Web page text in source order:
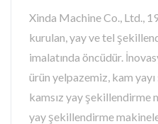
Xinda Machine Co., Ltd.,
kurulan, yay ve tel
imalatında öncüdür.
ürün yelpazemiz, kam
kamsız yay
yay şekillendirme